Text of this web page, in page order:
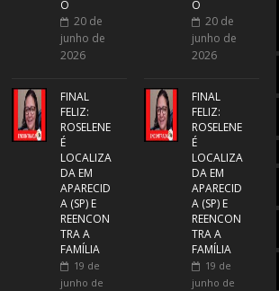
O
20 de
junho de
2026
FINAL
FELIZ:
ROSELENE
É
LOCALIZA
DA EM
APARECID
A (SP) E
REENCON
TRA A
FAMÍLIA
19 de
junho de
O
20 de
junho de
2026
FINAL
FELIZ:
ROSELENE
É
LOCALIZA
DA EM
APARECID
A (SP) E
REENCON
TRA A
FAMÍLIA
19 de
junho de